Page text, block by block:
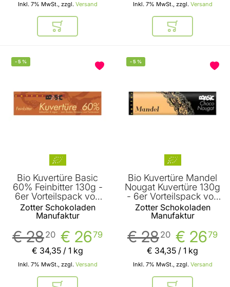
Inkl. 7% MwSt., zzgl. Versand
In den Warenkorb
Inkl. 7% MwSt., zzgl. Versand
In den
-5 %
Bio Kuvertüre Basic
60% Feinbitter 130g -
6er Vorteilspack von
Zotter
Zotter Schokoladen
Manufaktur
€ 2679
€ 2820
Inkl. 7% MwSt., zzgl. Versand
€ 34,35 / 1 kg
-5 %
Bio Kuvertüre Mandel
Nougat Kuvertüre 130g
- 6er Vorteilspack von
Zotter
Zotter Schokoladen
Manufaktur
€ 2679
€ 2820
Inkl. 7% MwSt., zzgl. Versand
€ 34,35 / 1 kg